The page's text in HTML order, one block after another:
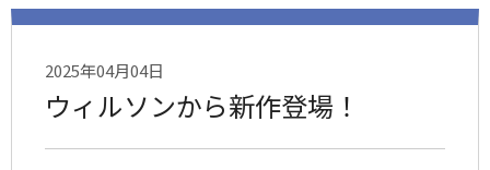
2025年04月04日
ウィルソンから新作登場！